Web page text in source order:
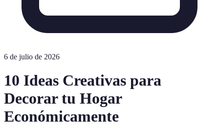
6 de julio de 2026
10 Ideas Creativas para
Decorar tu Hogar
Económicamente